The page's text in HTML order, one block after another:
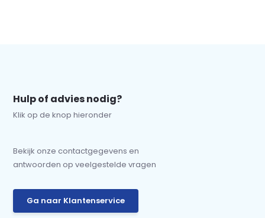
Hulp of advies nodig?
Klik op de knop hieronder
Bekijk onze contactgegevens en
antwoorden op veelgestelde vragen
Ga naar Klantenservice